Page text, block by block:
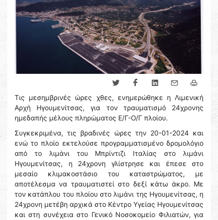
Τις μεσημβρινές ώρες χθες, ενημερώθηκε η Λιμενική
Αρχή Ηγουμενίτσας, για τον τραυματισμό 24χρονης
ημεδαπής μέλους πληρώματος Ε/Γ-Ο/Γ πλοίου.
Συγκεκριμένα, τις βραδινές ώρες την 20-01-2024 και
ενώ το πλοίο εκτελούσε προγραμματισμένο δρομολόγιο
από το λιμάνι του Μπρίντιζι Ιταλίας στο λιμάνι
Ηγουμενίτσας, η 24χρονη γλίστρησε και έπεσε στο
μεσαίο κλιμακοστάσιο του καταστρώματος, με
αποτέλεσμα να τραυματιστεί στο δεξί κάτω άκρο. Με
τον κατάπλου του πλοίου στο λιμάνι της Ηγουμενίτσας, η
24χρονη μετέβη αρχικά στο Κέντρο Υγείας Ηγουμενίτσας
και στη συνέχεια στο Γενικό Νοσοκομείο Φιλιατών, για